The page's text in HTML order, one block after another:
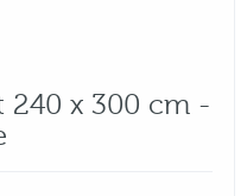
240 x 300 cm -